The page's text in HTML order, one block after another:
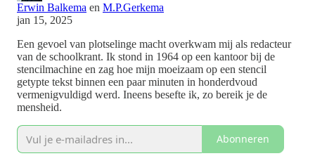
Erwin Balkema en M.P.Gerkema
jan 15, 2025
Een gevoel van plotselinge macht overkwam mij als redacteur
van de schoolkrant. Ik stond in 1964 op een kantoor bij de
stencilmachine en zag hoe mijn moeizaam op een stencil
getypte tekst binnen een paar minuten in honderdvoud
vermenigvuldigd werd. Ineens besefte ik, zo bereik je de
mensheid.
Abonneren